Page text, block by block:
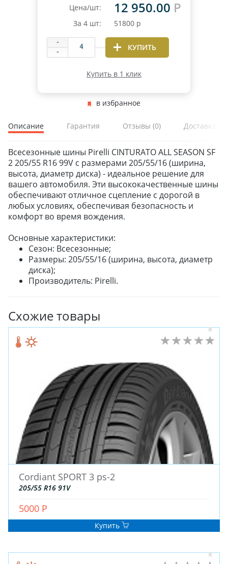
ЛЕТНИЕ
ДЛЯ СПЕЦТЕХНИКИ
Цена/шт: 12 950.00 Р
За 4 шт: 51800 р
КУПИТЬ
Купить в 1 клик
в избранное
Описание Гарантия Отзывы (0) Доставка и
Всесезонные шины Pirelli CINTURATO ALL SEASON SF
2 205/55 R16 99V с размерами 205/55/16 (ширина,
высота, диаметр диска) - идеальное решение для
вашего автомобиля. Эти высококачественные шины
обеспечивают отличное сцепление с дорогой в
любых условиях, обеспечивая безопасность и
комфорт во время вождения.
Основные характеристики:
Сезон: Всесезонные;
Размеры: 205/55/16 (ширина, высота, диаметр
диска);
Производитель: Pirelli.
Схожие товары
Cordiant SPORT 3 ps-2
205/55 R16 91V
5000 Р
Купить